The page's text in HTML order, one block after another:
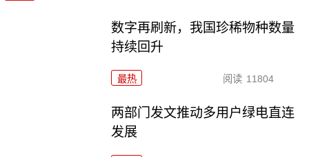
数字再刷新，我国珍稀物种数量
持续回升
最热 阅读 11804
两部门发文推动多用户绿电直连
发展